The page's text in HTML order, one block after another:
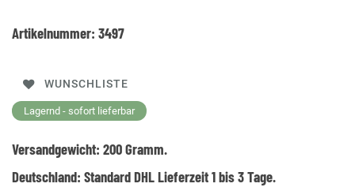
Artikelnummer: 3497
WUNSCHLISTE
Lagernd - sofort lieferbar
Versandgewicht: 200Gramm.
Deutschland: Standard DHL Lieferzeit 1 bis 3 Tage.